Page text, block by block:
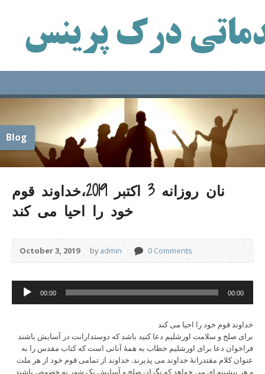
Blog
نان روزانه 3 اکتبر 2019،خداوند قوم
خود را احیا می کند
October 3, 2019 byadmin 0 Comments
Audio
Player
00:00 00:00
خداوند قوم خود را احیا می کند
برای صلح و سلامت اورشلیم دعا کنید باشد که دوستدارانت در آسایش باشند
فراخوان دعا برای اورشلیم خطاب به همۀ آنانی است که کتاب مقدس را به
عنوان کلام مقتدرانۀ خداوند می پذیرند. خداوند از تمامی قوم خود از هر ملت
و هر پیشینه ای می خواهد که نگران صلح و آسایش یک شهر به خصوص باشند